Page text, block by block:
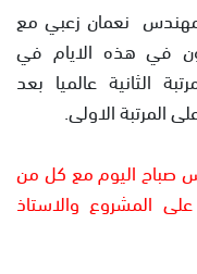
نعمان زعبي مع
في هذه الايام في
الثانية عالميا بعد
المرتبة الاولى.
صباح اليوم مع كل من
المشروع والاستاذ